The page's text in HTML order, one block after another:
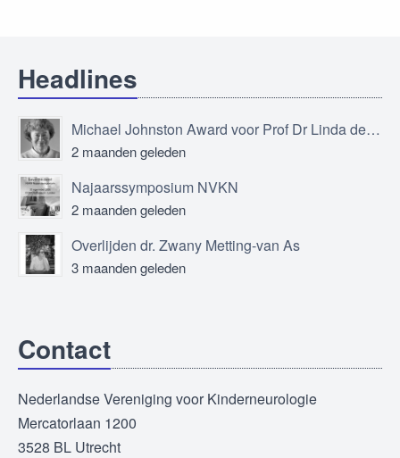
Headlines
Michael Johnston Award voor Prof Dr Linda de Vries
2 maanden geleden
Najaarssymposium NVKN
2 maanden geleden
Overlijden dr. Zwany Metting-van As
3 maanden geleden
Contact
Nederlandse Vereniging voor Kinderneurologie
Mercatorlaan 1200
3528 BL Utrecht